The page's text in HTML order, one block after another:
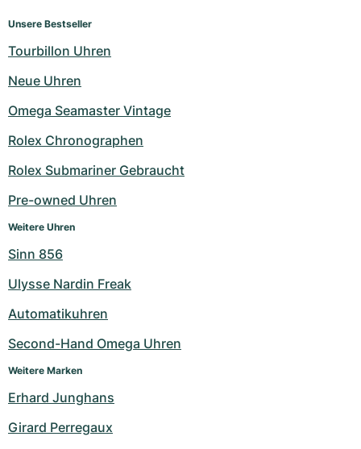
Unsere Bestseller
Tourbillon Uhren
Neue Uhren
Omega Seamaster Vintage
Rolex Chronographen
Rolex Submariner Gebraucht
Pre-owned Uhren
Weitere Uhren
Sinn 856
Ulysse Nardin Freak
Automatikuhren
Second-Hand Omega Uhren
Weitere Marken
Erhard Junghans
Girard Perregaux